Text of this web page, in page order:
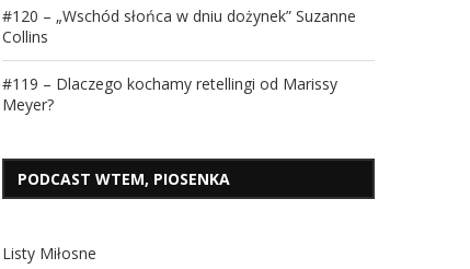
#120 – „Wschód słońca w dniu dożynek” Suzanne
Collins
#119 – Dlaczego kochamy retellingi od Marissy
Meyer?
PODCAST WTEM, PIOSENKA
Listy Miłosne